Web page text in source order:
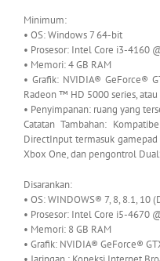
Minimum:
• OS: Windows 7 64-bit
• Prosesor: Intel Core i3-4160
• Memori: 4 GB RAM
• Grafik: NVIDIA® GeForce®
Radeon ™ HD 5000 series,
• Penyimpanan: ruang yang
Catatan Tambahan:
DirectInput termasuk
Xbox One, dan pengontrol
Disarankan:
• OS: WINDOWS® 7, 8, 8.1, 10
• Prosesor: Intel Core i5-4670
• Memori: 8 GB RAM
• Grafik: NVIDIA® GeForce®